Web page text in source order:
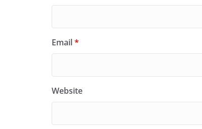
Email*
Website